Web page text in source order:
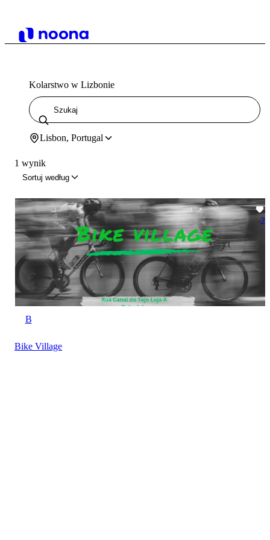
Kolarstwo w Lizbonie
Lisbon, Portugal
1 wynik
Sortuj według
2
B
Bike Village